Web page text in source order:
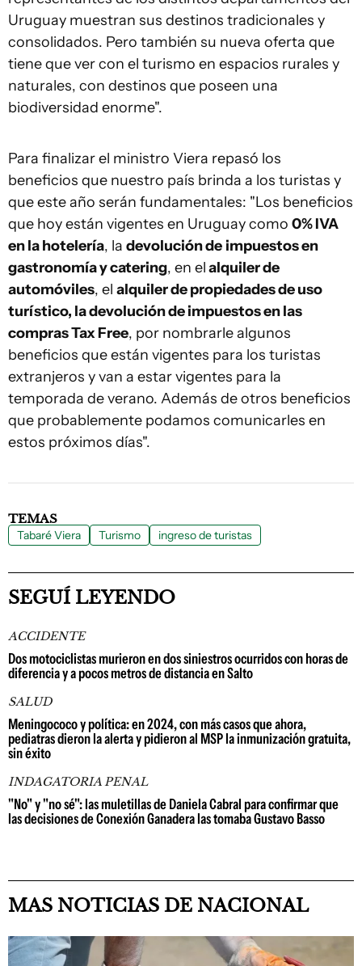
Uruguay muestran sus destinos tradicionales y
consolidados. Pero también su nueva oferta que
tiene que ver con el turismo en espacios rurales y
naturales, con destinos que poseen una
biodiversidad enorme".
Para finalizar el ministro Viera repasó los
beneficios que nuestro país brinda a los turistas y
que este año serán fundamentales: "Los beneficios
que hoy están vigentes en Uruguay como 0% IVA
en la hotelería, la devolución de impuestos en
gastronomía y catering, en elalquiler de
automóviles, el alquiler de propiedades de uso
turístico, la devolución de impuestos en las
compras Tax Free, por nombrarle algunos
beneficios que están vigentes para los turistas
extranjeros y van a estar vigentes para la
temporada de verano. Además de otros beneficios
que probablemente podamos comunicarles en
estos próximos días".
TEMAS
Tabaré Viera Turismo ingreso de turistas
SEGUÍ LEYENDO
ACCIDENTE
Dos motociclistas murieron en dos siniestros ocurridos con horas de
diferencia y a pocos metros de distancia en Salto
SALUD
Meningococo y política: en 2024, con más casos que ahora,
pediatras dieron la alerta y pidieron al MSP la inmunización gratuita,
sin éxito
INDAGATORIA PENAL
"No" y "no sé": las muletillas de Daniela Cabral para confirmar que
las decisiones de Conexión Ganadera las tomaba Gustavo Basso
MAS NOTICIAS DE NACIONAL